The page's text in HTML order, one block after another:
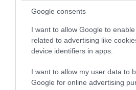
Google consents
I want to allow Google to
related to advertising like
device identifiers in apps.
I want to allow my user data to
Google for online advertising
Το σεξ “καίει” θερμίδες